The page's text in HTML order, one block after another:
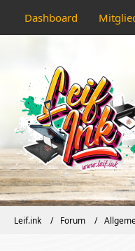
Dashboard
Leif.ink Forum